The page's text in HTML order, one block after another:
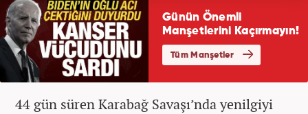
44 gün süren Karabağ Savaşı’nda yenilgiyi